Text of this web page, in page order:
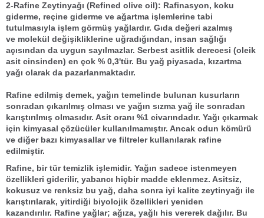
2-Rafine Zeytinyağı (Refined olive oil): Rafinasyon, koku
giderme, reçine giderme ve ağartma işlemlerine tabi
tutulmasıyla işlem görmüş yağlardır. Gıda değeri azalmış
ve molekül değişikliklerine uğradığından, insan sağlığı
açısından da uygun sayılmazlar. Serbest asitlik derecesi (oleik
asit cinsinden) en çok % 0,3'tür. Bu yağ piyasada, kızartma
yağı olarak da pazarlanmaktadır.
Rafine edilmiş demek, yağın temelinde bulunan kusurların
sonradan çıkarılmış olması ve yağın sızma yağ ile sonradan
karıştırılmış olmasıdır. Asit oranı %1 civarındadır. Yağı çıkarmak
için kimyasal çözücüler kullanılmamıştır. Ancak odun kömürü
ve diğer bazı kimyasallarve filtrelerkullanılarak rafine
edilmiştir.
Rafine, bir tür temizlik işlemidir. Yağın sadece istenmeyen
özellikleri giderilir, yabancı hiçbir madde eklenmez. Asitsiz,
kokusuz ve renksiz bu yağ, daha sonra iyi kalite zeytinyağı ile
karıştırılarak, yitirdiği biyolojik özellikleri yeniden
kazandırılır. Rafine yağlar; ağıza, yağlı his vererek dağılır. Bu